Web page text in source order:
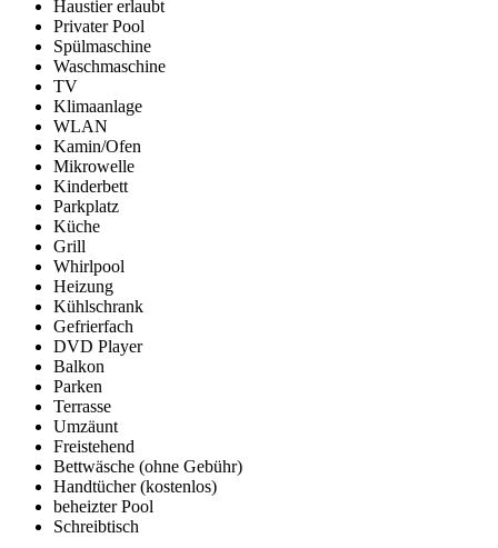
Haustier erlaubt
Privater Pool
Spülmaschine
Waschmaschine
TV
Klimaanlage
WLAN
Kamin/Ofen
Mikrowelle
Kinderbett
Parkplatz
Küche
Grill
Whirlpool
Heizung
Kühlschrank
Gefrierfach
DVD Player
Balkon
Parken
Terrasse
Umzäunt
Freistehend
Bettwäsche (ohne Gebühr)
Handtücher (kostenlos)
beheizter Pool
Schreibtisch